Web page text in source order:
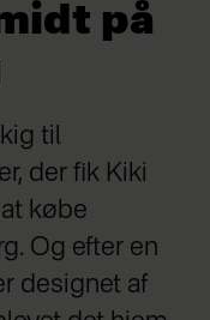
på
til
der fik Kiki
købe
Og efter en
designet af